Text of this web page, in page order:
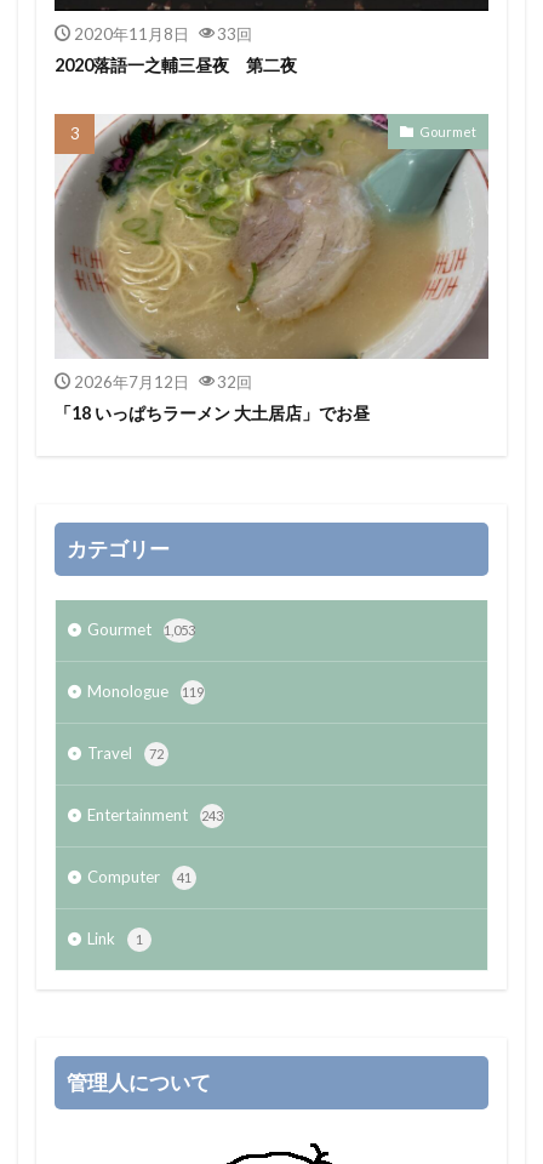
2020年11月8日 33回
2020落語一之輔三昼夜 第二夜
Gourmet
2026年7月12日 32回
「18 いっぱちラーメン 大土居店」でお昼
カテゴリー
Gourmet 1,053
Monologue 119
Travel 72
Entertainment 243
Computer 41
Link 1
管理人について